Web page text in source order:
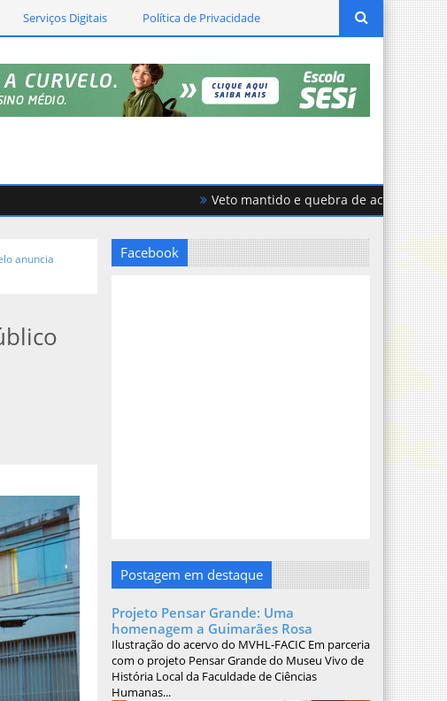
Serviços Digitais Política de Privacidade
Veto mantido e quebra de acordo geram
anuncia
Facebook
Postagem em destaque
Projeto Pensar Grande: Uma
homenagem a Guimarães Rosa
Ilustração do acervo do MVHL-FACIC Em parceria
com o projeto Pensar Grande do Museu Vivo de
História Local da Faculdade de Ciências
Humanas...